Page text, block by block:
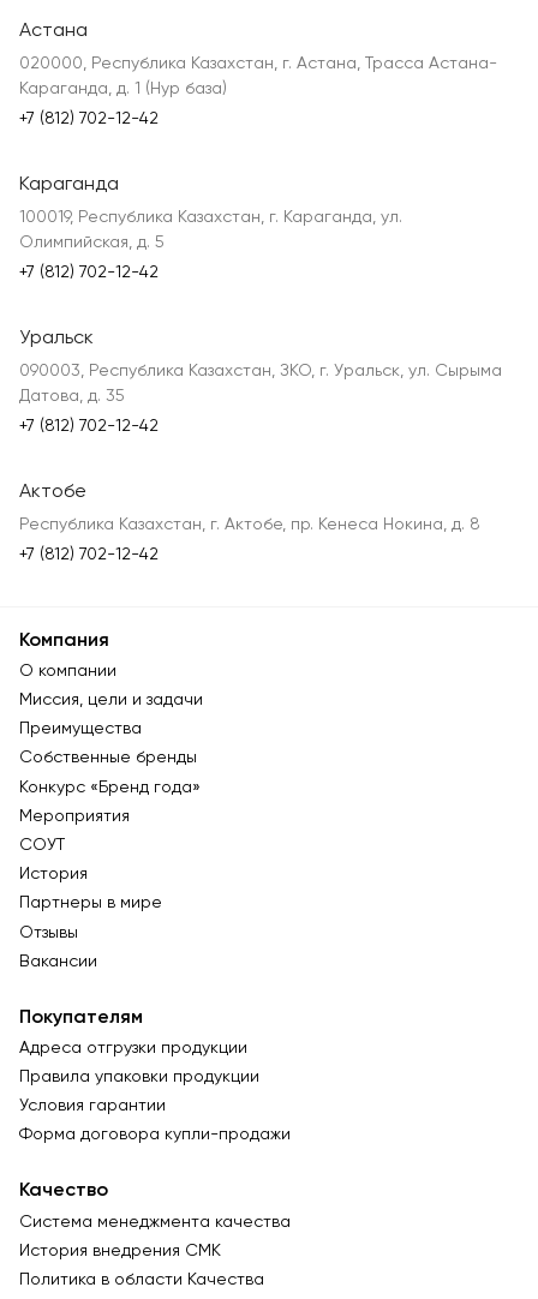
Астана
020000, Республика Казахстан, г. Астана, Трасса Астана-
Караганда, д. 1 (Нур база)
+7 (812) 702-12-42
Караганда
100019, Республика Казахстан, г. Караганда, ул.
Олимпийская, д. 5
+7 (812) 702-12-42
Уральск
090003, Республика Казахстан, ЗКО, г. Уральск, ул. Сырыма
Датова, д. 35
+7 (812) 702-12-42
Актобе
Республика Казахстан, г. Актобе, пр. Кенеса Нокина, д. 8
+7 (812) 702-12-42
Компания
О компании
Миссия, цели и задачи
Преимущества
Собственные бренды
Конкурс «Бренд года»
Мероприятия
СОУТ
История
Партнеры в мире
Отзывы
Вакансии
Покупателям
Адреса отгрузки продукции
Правила упаковки продукции
Условия гарантии
Форма договора купли-продажи
Качество
Система менеджмента качества
История внедрения СМК
Политика в области Качества